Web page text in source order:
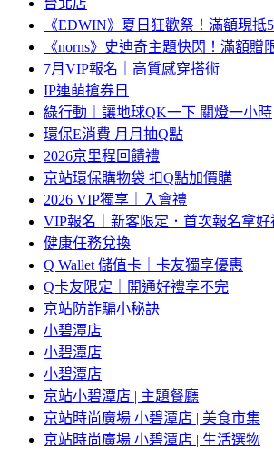
台北店
《EDWIN》夏日狂歡祭！滿額現抵
《norns》史迪奇主題快閃！滿額贈
7月VIP報名｜高質感穿搭術
IP連萌搶券日
綠行動｜讓地球QK一下 關燈一小時
環保E消費 月月抽Q點
2026京里程回饋禮
京站環保購物袋 扣Q點加價購
2026 VIP獨享｜入會禮
VIP報名｜新客限定．首次報名拿好
健康任務兌換
Q Wallet 儲值卡｜卡友獨享優惠
Q卡友限定｜開通好禮享不完
京站防詐騙小秘訣
小碧潭店
小碧潭店
小碧潭店
京站小碧潭店 | 主題餐廳
京站時尚廣場 小碧潭店 | 美食市集
京站時尚廣場 小碧潭店 | 生活選物